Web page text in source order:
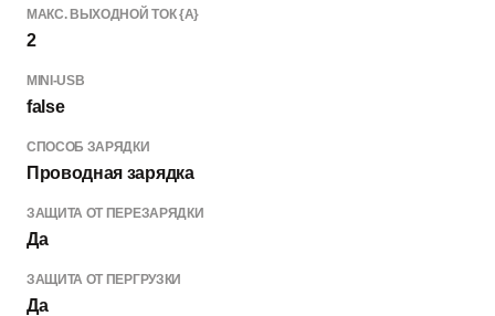
МАКС. ВЫХОДНОЙ ТОК {А}
2
MINI-USB
false
СПОСОБ ЗАРЯДКИ
Проводная зарядка
ЗАЩИТА ОТ ПЕРЕЗАРЯДКИ
Да
ЗАЩИТА ОТ ПЕРГРУЗКИ
Да